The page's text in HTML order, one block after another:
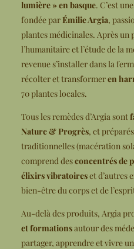
lumière » en basque. C’est
fondée par Émilie Argia,
plantes médicinales. Après un
l’humanitaire et l’étude de la
revenue s’installer dans la
récolter et transformeren
70 plantes locales.
Tous les remèdes d’Argia sont
Nature & Progrès, et
traditionnelles (macération
comprend desconcentrés de
élixirs vibratoireset d’autres
bien-être du corps et de
Au-delà des produits, Argia
et formationsautour des
partager, apprendre et vivre